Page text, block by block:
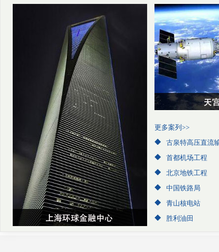
更多案列>>
古泉特高压直流
首都机场工程
北京地铁工程
中国铁路局
青山核电站
胜利油田